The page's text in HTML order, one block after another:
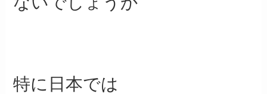
特に日本では